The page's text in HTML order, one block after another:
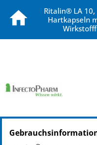
Ritalin® LA
Hartkapseln
PZN: 18337651
PPN: 111833765181